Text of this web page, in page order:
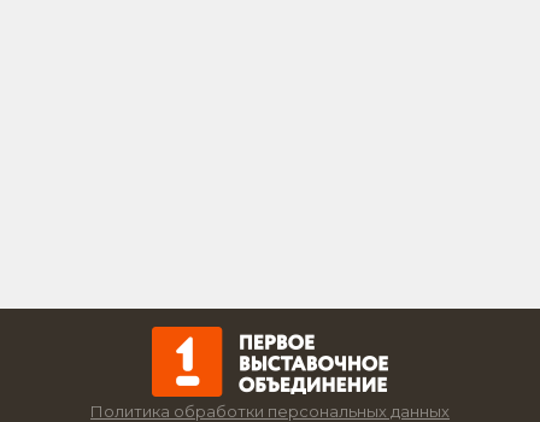
Политика обработки персональных данных